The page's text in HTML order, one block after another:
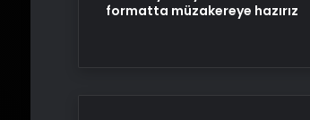
formatta müzakereye hazırız